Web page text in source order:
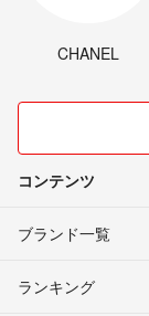
CHANEL
コンテンツ
ブランド一覧
ランキング